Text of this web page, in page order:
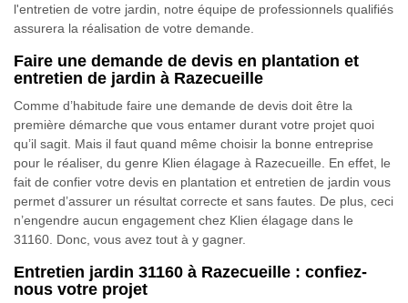
l'entretien de votre jardin, notre équipe de professionnels qualifiés
assurera la réalisation de votre demande.
Faire une demande de devis en plantation et
entretien de jardin à Razecueille
Comme d’habitude faire une demande de devis doit être la
première démarche que vous entamer durant votre projet quoi
qu’il sagit. Mais il faut quand même choisir la bonne entreprise
pour le réaliser, du genre Klien élagage à Razecueille. En effet, le
fait de confier votre devis en plantation et entretien de jardin vous
permet d’assurer un résultat correcte et sans fautes. De plus, ceci
n’engendre aucun engagement chez Klien élagage dans le
31160. Donc, vous avez tout à y gagner.
Entretien jardin 31160 à Razecueille : confiez-
nous votre projet